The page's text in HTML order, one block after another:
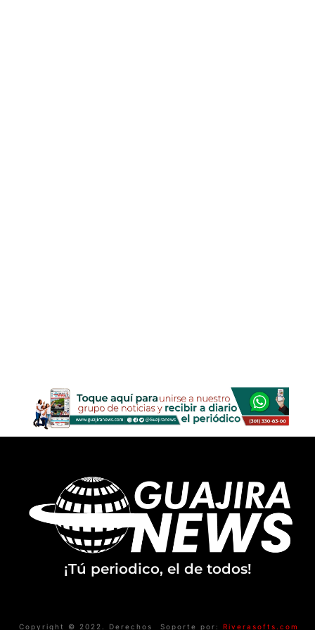
¡Tú periodico, el de todos!
Copyright © 2022. Derechos
Soporte por: Riverasofts.com